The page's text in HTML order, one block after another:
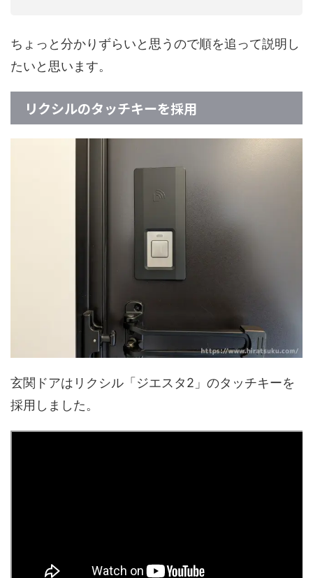
ちょっと分かりずらいと思うので順を追って説明し
たいと思います。
リクシルのタッチキーを採用
玄関ドアはリクシル「ジエスタ2」のタッチキーを
採用しました。